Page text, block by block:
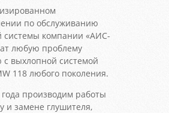
по обслуживанию
системы компании «АИС-
любую проблему
с выхлопной системой
118 любого поколения.
производим работы
и замене глушителя,